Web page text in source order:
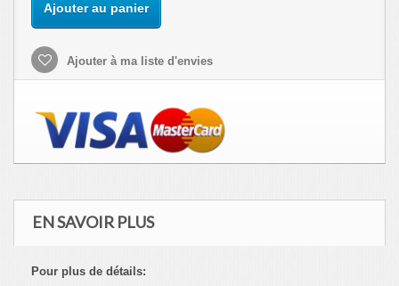
Ajouter au panier
Ajouter à ma liste d'envies
EN SAVOIR PLUS
Pour plus de détails: